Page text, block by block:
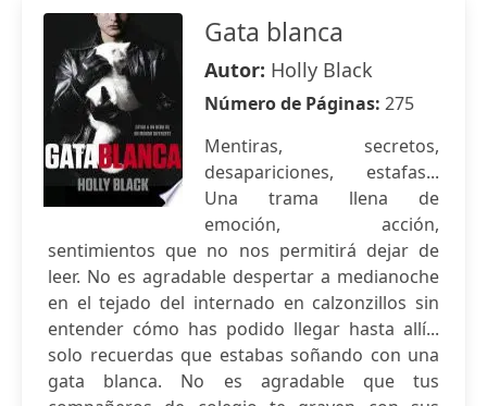
Gata blanca
Autor: Holly Black
Número de Páginas: 275
Mentiras, secretos,
desapariciones, estafas...
Una trama llena de
emoción, acción,
sentimientos que no nos permitirá dejar de
leer. No es agradable despertar a medianoche
en el tejado del internado en calzonzillos sin
entender cómo has podido llegar hasta allí...
solo recuerdas que estabas soñando con una
gata blanca. No es agradable que tus